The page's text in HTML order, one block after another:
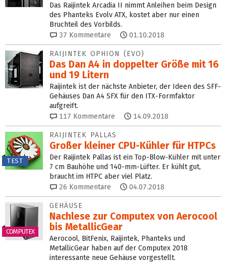
Das Raijintek Arcadia II nimmt Anleihen beim Design
des Phanteks Evolv ATX, kostet aber nur einen
Bruchteil des Vorbilds.
37 Kommentare 01.10.2018
RAIJINTEK OPHION (EVO)
Das Dan A4 in doppelter Größe mit 16
und 19 Litern
Raijintek ist der nächste Anbieter, der Ideen des SFF-
Gehäuses Dan A4 SFX für den ITX-Formfaktor
aufgreift.
117 Kommentare 14.09.2018
TEST
RAIJINTEK PALLAS
Großer kleiner CPU-Kühler für HTPCs
Der Raijintek Pallas ist ein Top-Blow-Kühler mit unter
7 cm Bauhöhe und 140-mm-Lüfter. Er kühlt gut,
braucht im HTPC aber viel Platz.
26 Kommentare 04.07.2018
COMPUTEX
GEHÄUSE
Nachlese zur Computex von Aerocool
bis MetallicGear
Aerocool, BitFenix, Raijintek, Phanteks und
MetallicGear haben auf der Computex 2018
interessante neue Gehäuse vorgestellt.